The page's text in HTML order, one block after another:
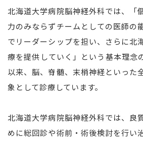
北海道大学病院脳神経外科では、「
力のみならずチームとしての医師の
でリーダーシップを担い、さらに北
療を提供していく」という基本理念
以来、脳、脊髄、末梢神経といった
象として診療しています。
北海道大学病院脳神経外科では、良
めに総回診や術前・術後検討を行い